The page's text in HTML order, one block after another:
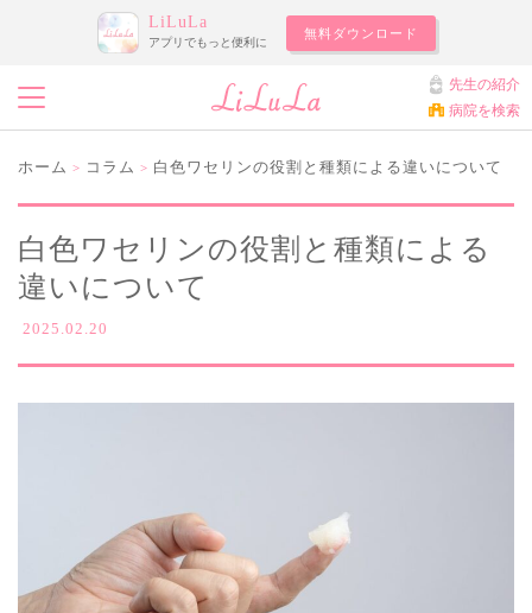
LiLuLa
アプリでもっと便利に
無料ダウンロード
先生の紹介
病院を検索
ホーム > コラム > 白色ワセリンの役割と種類による違いについて
白色ワセリンの役割と種類による
違いについて
2025.02.20